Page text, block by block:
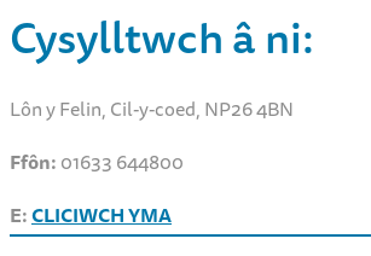
Cysylltwch â ni:
Lôn y Felin, Cil-y-coed, NP26 4BN
Ffôn:01633 644800
E:CLICIWCH YMA